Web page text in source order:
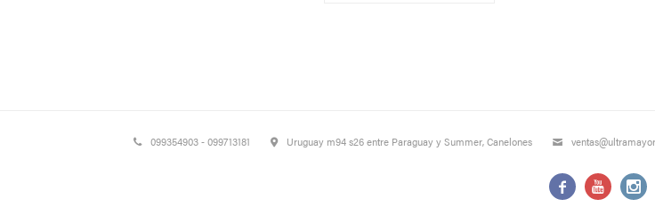
099354903 - 099713181 Uruguay m94 s26 entre Paraguay y Summer, Canelones
  